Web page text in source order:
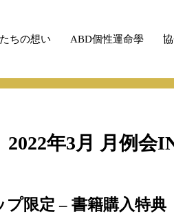
ちの想い ABD個性運命學
2022年3月 月例会
限定 – 書籍購入特典